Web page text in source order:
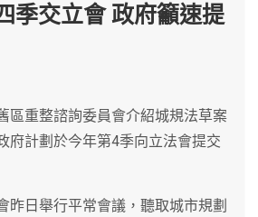
季交立會 政府籲速提
區重整諮詢委員會介紹城規法草案
府計劃於今年第4季向立法會提交
昨日舉行平常會議，聽取城市規劃